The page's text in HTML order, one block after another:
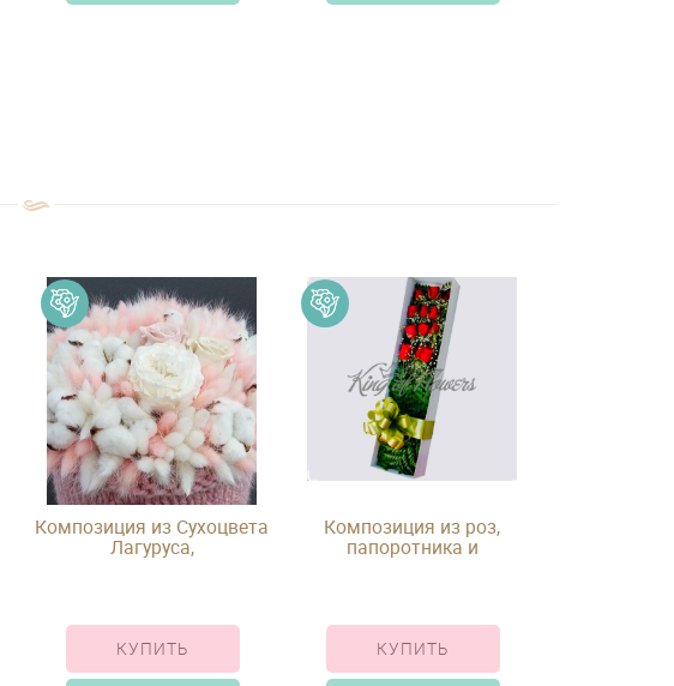
Композиция из Сухоцвета
Лагуруса,
КУПИТЬ
Композиция из роз,
папоротника и
КУПИТЬ